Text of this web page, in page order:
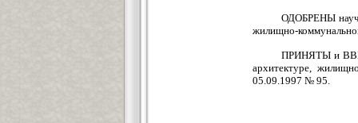
ОДОБРЕНЫ
жилищно-
ПРИНЯТЫ и
архитектуре,
05.09.1997 № 95.